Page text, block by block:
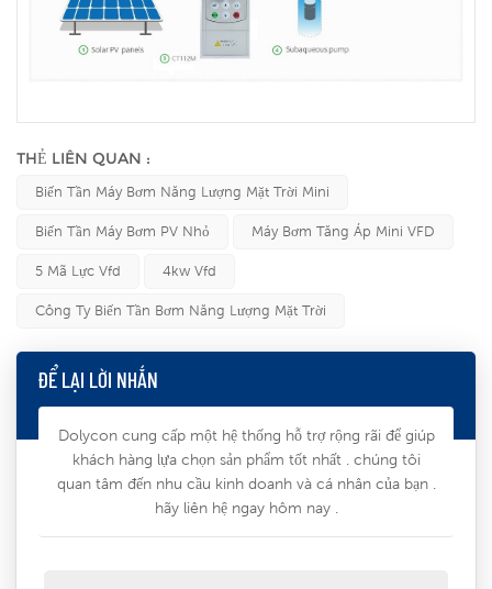
THẺ LIÊN QUAN :
Biến Tần Máy Bơm Năng Lượng Mặt Trời Mini
Biến Tần Máy Bơm PV Nhỏ Máy Bơm Tăng Áp Mini VFD
5 Mã Lực Vfd 4kw Vfd
Công Ty Biến Tần Bơm Năng Lượng Mặt Trời
ĐỂ LẠI LỜI NHẮN
Dolycon cung cấp một hệ thống hỗ trợ rộng rãi để giúp
khách hàng lựa chọn sản phẩm tốt nhất . chúng tôi
quan tâm đến nhu cầu kinh doanh và cá nhân của bạn .
hãy liên hệ ngay hôm nay .